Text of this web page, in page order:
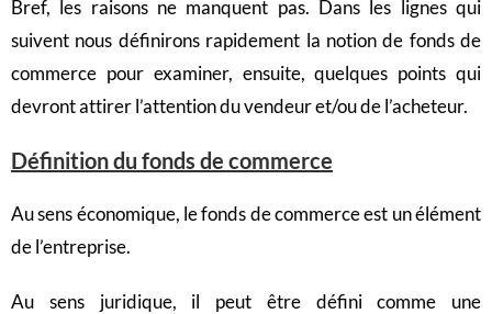
Bref, les raisons ne manquent pas. Dans les lignes qui
suivent nous définirons rapidement la notion de fonds de
commerce pour examiner, ensuite, quelques points qui
devront attirer l’attention du vendeur et/ou de l’acheteur.
Définition du fonds de commerce
Au sens économique, le fonds de commerce est un élément
de l’entreprise.
Au sens juridique, il peut être défini comme une